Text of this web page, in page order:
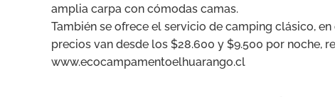
amplia carpa con cómodas camas.
También se ofrece el servicio de camping clásico,
precios van desde los $28.600 y $9.500 por noche,
www.ecocampamentoelhuarango.cl